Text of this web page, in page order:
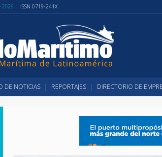
2026 | ISSN 0719-241X
DE NOTICIAS REPORTAJES DIRECTORIO DE